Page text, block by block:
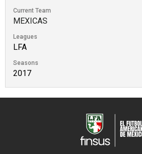
Current Team
MEXICAS
Leagues
LFA
Seasons
2017